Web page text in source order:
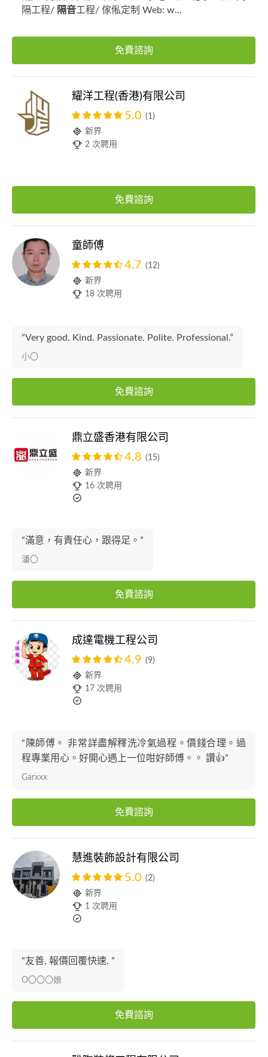
隔工程/ 隔音工程/ 傢俬定制 Web: w...
免費諮詢
耀洋工程(香港)有限公司
5.0 (1)
新界
2 次聘用
免費諮詢
童師傅
4.7 (12)
新界
18 次聘用
“Very good. Kind. Passionate. Polite. Professional.”
小〇
免費諮詢
鼎立盛香港有限公司
4.8 (15)
新界
16 次聘用
“滿意，有責任心，跟得足。”
潘〇
免費諮詢
成達電機工程公司
4.9 (9)
新界
17 次聘用
“陳師傅。 非常詳盡解釋洗冷氣過程。價錢合理。過
程專業用心。好開心遇上一位咁好師傅。。 讚👍”
Garxxx
免費諮詢
慧進裝飾設計有限公司
5.0 (2)
新界
1 次聘用
“友善, 報價回覆快速. ”
O〇〇〇娘
免費諮詢